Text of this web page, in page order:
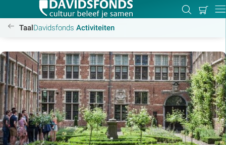
Zoeken
Mijn
/activiteiten
Taal Davidsfonds Activiteiten
Zoek:
Zoeken